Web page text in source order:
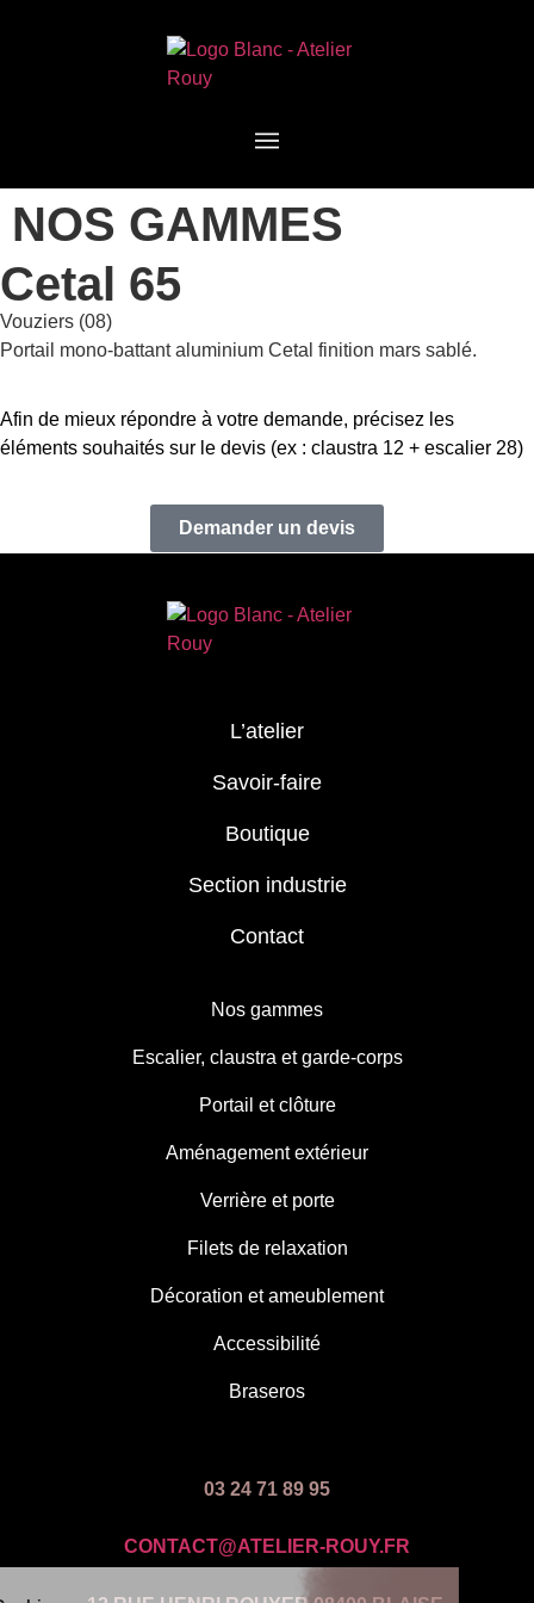
NOS GAMMES
Cetal 65
Vouziers (08)
Portail mono-battant aluminium Cetal finition mars sablé.
Afin de mieux répondre à votre demande, précisez les
éléments souhaités sur le devis (ex : claustra 12 + escalier 28)
Demander un devis
L’atelier
Savoir-faire
Boutique
Section industrie
Contact
Nos gammes
Escalier, claustra et garde-corps
Portail et clôture
Aménagement extérieur
Verrière et porte
Filets de relaxation
Décoration et ameublement
Accessibilité
Braseros
03 24 71 89 95
CONTACT@ATELIER-ROUY.FR